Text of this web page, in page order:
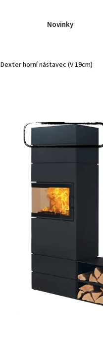
Novinky
Dexter horní nástavec (V 19cm)